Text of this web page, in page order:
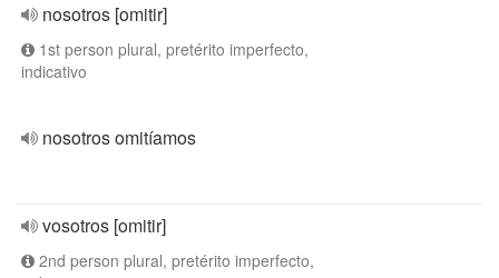
nosotros [omitir]
1st person plural, pretérito imperfecto,
indicativo
nosotros omitíamos
vosotros [omitir]
2nd person plural, pretérito imperfecto,